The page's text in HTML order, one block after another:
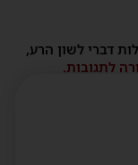
לשון הרע,